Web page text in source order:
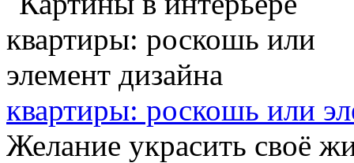
квартиры: роскошь или
Желание украсить своё